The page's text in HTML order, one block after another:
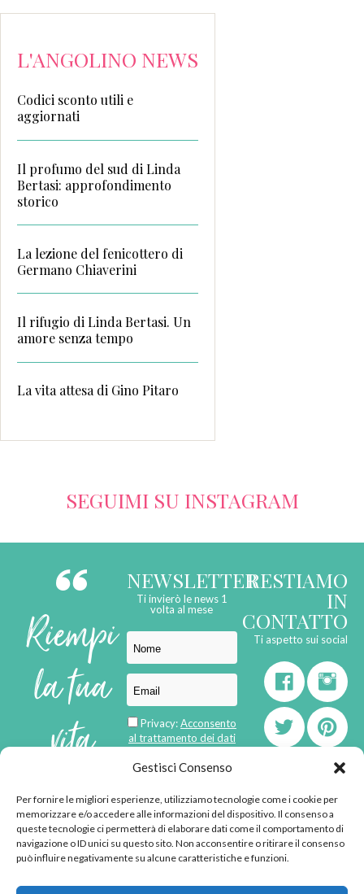
Gestisci Consenso
Per fornire le migliori esperienze, utilizziamo tecnologie come i cookie per
memorizzare e/o accedere alle informazioni del dispositivo. Il consenso a
queste tecnologie ci permetterà di elaborare dati come il comportamento di
navigazione o ID unici su questo sito. Non acconsentire o ritirare il consenso
può influire negativamente su alcune caratteristiche e funzioni.
L'ANGOLINO NEWS
Codici sconto utili e
aggiornati
Il profumo del sud di Linda
Bertasi: approfondimento
storico
La lezione del fenicottero di
Germano Chiaverini
Il rifugio di Linda Bertasi. Un
amore senza tempo
La vita attesa di Gino Pitaro
SEGUIMI SU INSTAGRAM
Riempi
la tua
vita
di
emozioni
NEWSLETTER
Ti invierò le news 1
volta al mese
Privacy:Acconsento
al trattamento dei dati
RESTIAMO
IN
CONTATTO
Ti aspetto sui social
born inMaMaStudiOs